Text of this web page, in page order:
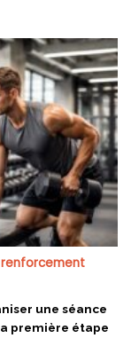
une séance
première étape